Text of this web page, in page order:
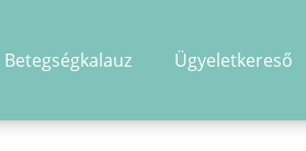
Betegségkalauz Ügyeletkereső